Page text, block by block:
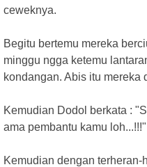
ceweknya.
Begitu bertemu mereka
minggu ngga ketemu
kondangan. Abis itu mereka
Kemudian Dodol berkata :
ama pembantu kamu loh...!!!"
Kemudian dengan